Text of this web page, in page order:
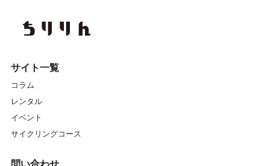
サイト一覧
コラム
レンタル
イベント
サイクリングコース